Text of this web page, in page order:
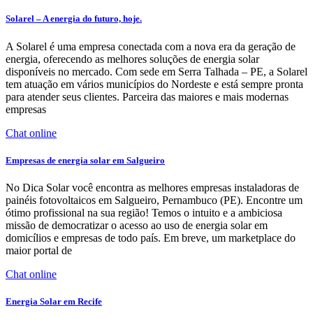
Solarel – A energia do futuro, hoje.
A Solarel é uma empresa conectada com a nova era da geração de
energia, oferecendo as melhores soluções de energia solar
disponíveis no mercado. Com sede em Serra Talhada – PE, a Solarel
tem atuação em vários municípios do Nordeste e está sempre pronta
para atender seus clientes. Parceira das maiores e mais modernas
empresas
Chat online
Empresas de energia solar em Salgueiro
No Dica Solar você encontra as melhores empresas instaladoras de
painéis fotovoltaicos em Salgueiro, Pernambuco (PE). Encontre um
ótimo profissional na sua região! Temos o intuito e a ambiciosa
missão de democratizar o acesso ao uso de energia solar em
domicílios e empresas de todo país. Em breve, um marketplace do
maior portal de
Chat online
Energia Solar em Recife